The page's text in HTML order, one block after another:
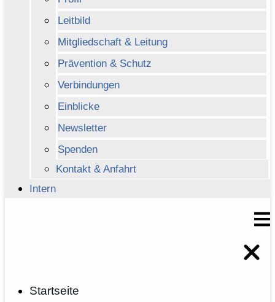
Leitbild
Mitgliedschaft & Leitung
Prävention & Schutz
Verbindungen
Einblicke
Newsletter
Spenden
Kontakt & Anfahrt
Intern
Startseite